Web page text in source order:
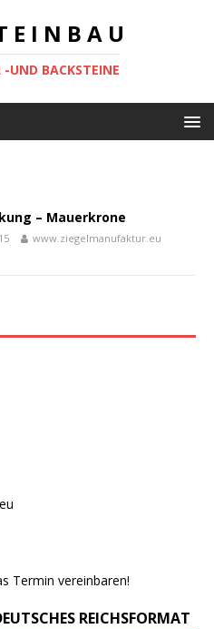
E I N B A U
-UND BACKSTEINE
– Mauerkrone
www.ziegelmanufaktur.eu
Termin vereinbaren!
REICHSFORMAT